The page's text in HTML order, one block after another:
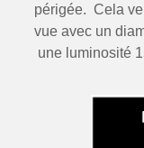
périgée. Cela
vue avec un
une luminosité